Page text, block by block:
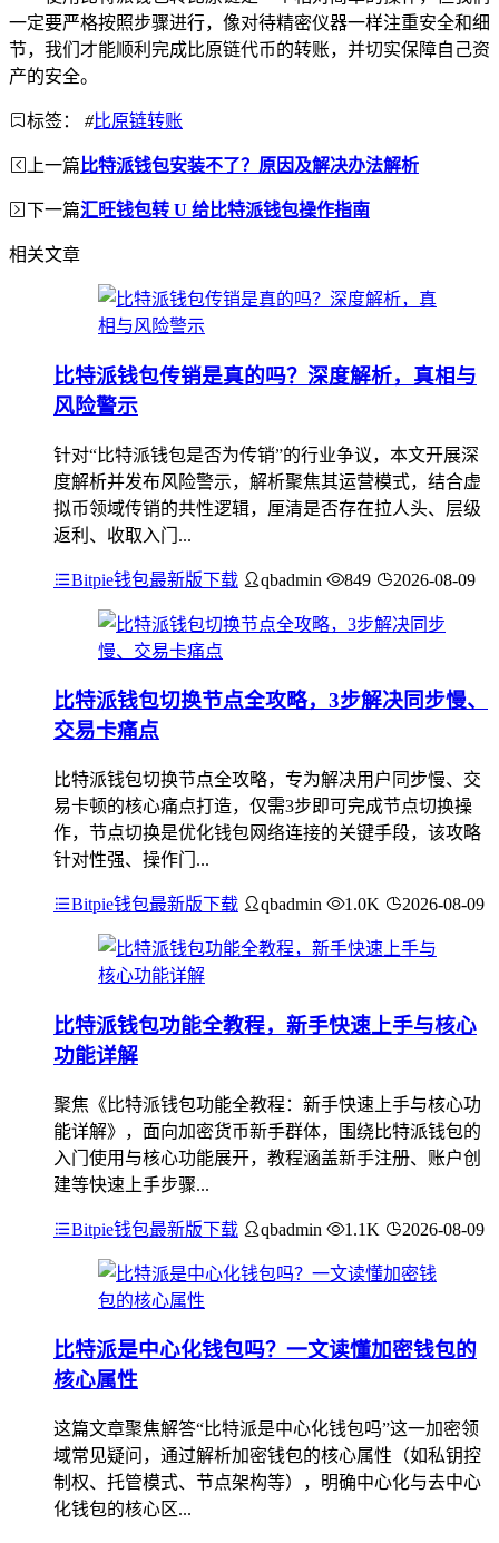
一定要严格按照步骤进行，像对待精密仪器一样注重安全和细
节，我们才能顺利完成比原链代币的转账，并切实保障自己资
产的安全。
标签： #比原链转账
上一篇 比特派钱包安装不了？原因及解决办法解析
下一篇汇旺钱包转 U 给比特派钱包操作指南
相关文章
比特派钱包传销是真的吗？深度解析，真相与
风险警示
针对“比特派钱包是否为传销”的行业争议，本文开展深
度解析并发布风险警示，解析聚焦其运营模式，结合虚
拟币领域传销的共性逻辑，厘清是否存在拉人头、层级
返利、收取入门...
Bitpie钱包最新版下载 qbadmin 849 2026-08-09
比特派钱包切换节点全攻略，3步解决同步慢、
交易卡痛点
比特派钱包切换节点全攻略，专为解决用户同步慢、交
易卡顿的核心痛点打造，仅需3步即可完成节点切换操
作，节点切换是优化钱包网络连接的关键手段，该攻略
针对性强、操作门...
Bitpie钱包最新版下载 qbadmin 1.0K 2026-08-09
比特派钱包功能全教程，新手快速上手与核心
功能详解
聚焦《比特派钱包功能全教程：新手快速上手与核心功
能详解》，面向加密货币新手群体，围绕比特派钱包的
入门使用与核心功能展开，教程涵盖新手注册、账户创
建等快速上手步骤...
Bitpie钱包最新版下载 qbadmin 1.1K 2026-08-09
比特派是中心化钱包吗？一文读懂加密钱包的
核心属性
这篇文章聚焦解答“比特派是中心化钱包吗”这一加密领
域常见疑问，通过解析加密钱包的核心属性（如私钥控
制权、托管模式、节点架构等），明确中心化与去中心
化钱包的核心区...